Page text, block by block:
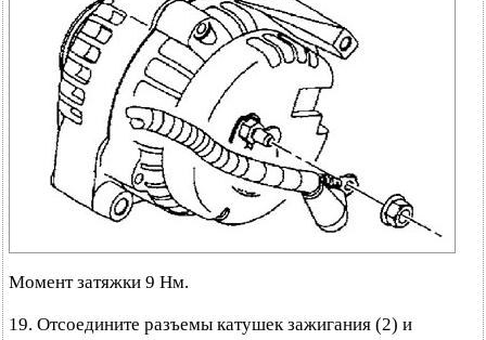
Момент затяжки 9 Нм.
19. Отсоедините разъемы катушек зажигания (2) и